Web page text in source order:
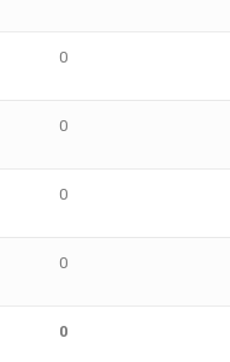
0
0
0
0
0